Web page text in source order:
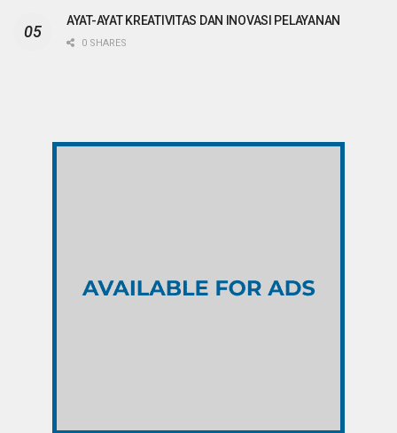
AYAT-AYAT KREATIVITAS DAN INOVASI PELAYANAN
0 SHARES